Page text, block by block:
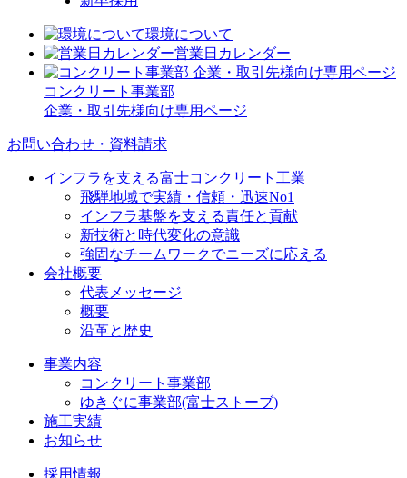
環境について
営業日カレンダー
コンクリート事業部
企業・取引先様向け専用ページ
お問い合わせ・資料請求
インフラを支える富士コンクリート工業
飛騨地域で実績・信頼・迅速No1
インフラ基盤を支える責任と貢献
新技術と時代変化の意識
強固なチームワークでニーズに応える
会社概要
代表メッセージ
概要
沿革と歴史
事業内容
コンクリート事業部
ゆきぐに事業部(富士ストーブ)
施工実績
お知らせ
採用情報